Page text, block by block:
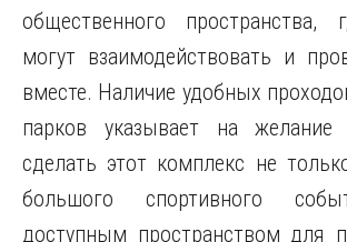
общественного пространства,
могут взаимодействовать и
вместе. Наличие удобных
парков указывает на желание
сделать этот комплекс не
большого спортивного
доступным пространством для